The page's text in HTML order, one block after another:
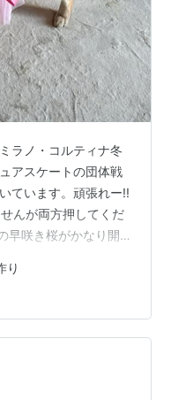
ラノ・コルティナ冬
アスケートの団体戦
ています。頑張れー!!
んが両方押してくだ
早咲き桜がかなり開
今回は雪予報なの
メジロが花から花へ
日、いや明後日は、
す。 その時は、防寒
のドッグダンス用の
り